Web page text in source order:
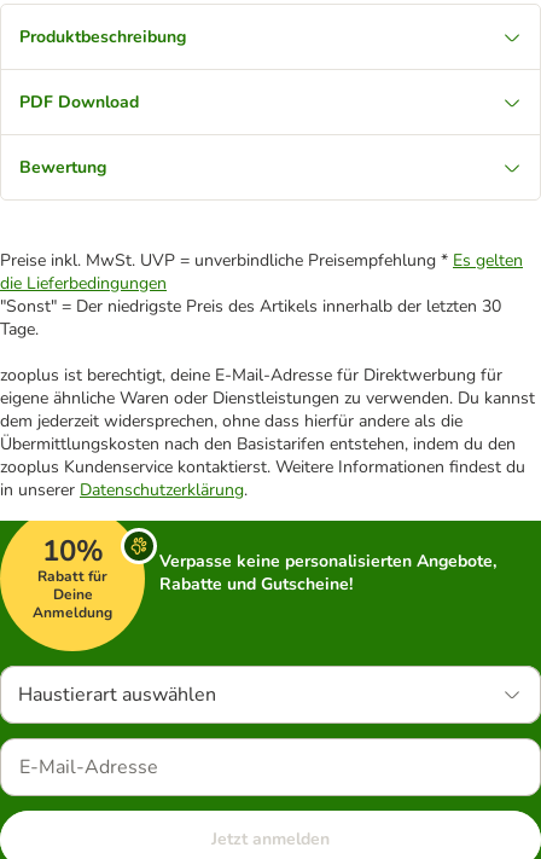
Produktbeschreibung
PDF Download
Bewertung
Preise inkl. MwSt. UVP = unverbindliche Preisempfehlung * Es gelten
die Lieferbedingungen
"Sonst" = Der niedrigste Preis des Artikels innerhalb der letzten 30
Tage.
zooplus ist berechtigt, deine E-Mail-Adresse für Direktwerbung für
eigene ähnliche Waren oder Dienstleistungen zu verwenden. Du kannst
dem jederzeit widersprechen, ohne dass hierfür andere als die
Übermittlungskosten nach den Basistarifen entstehen, indem du den
zooplus Kundenservice kontaktierst. Weitere Informationen findest du
in unserer Datenschutzerklärung.
10%
Rabatt für
Deine
Anmeldung
Verpasse keine personalisierten Angebote,
Rabatte und Gutscheine!
Haustierart auswählen
Jetzt anmelden